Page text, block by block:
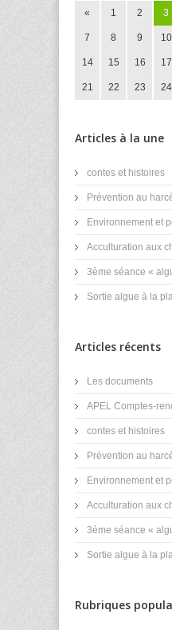
« 1 2 3
7 8 9 10
14 15 16 17
21 22 23 24
Articles à la une
contes et histoires
Prévention au
Environnement et
Acculturation aux
3ème séance «
Sortie algue à la
Articles récents
Les documents
APEL Comptes-
contes et histoires
Prévention au
Environnement et
Acculturation aux
3ème séance «
Sortie algue à la
Rubriques